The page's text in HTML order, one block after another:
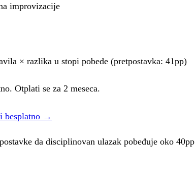
improvizacije
× razlika u stopi pobede (pretpostavka: 41pp)
Otplati se za 2 meseca.
besplatno →
da disciplinovan ulazak pobeđuje oko